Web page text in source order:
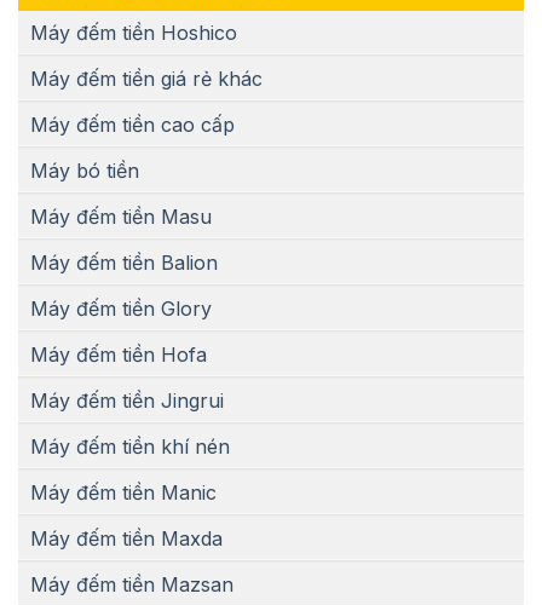
Máy đếm tiền Hoshico
Máy đếm tiền giá rẻ khác
Máy đếm tiền cao cấp
Máy bó tiền
Máy đếm tiền Masu
Máy đếm tiền Balion
Máy đếm tiền Glory
Máy đếm tiền Hofa
Máy đếm tiền Jingrui
Máy đếm tiền khí nén
Máy đếm tiền Manic
Máy đếm tiền Maxda
Máy đếm tiền Mazsan